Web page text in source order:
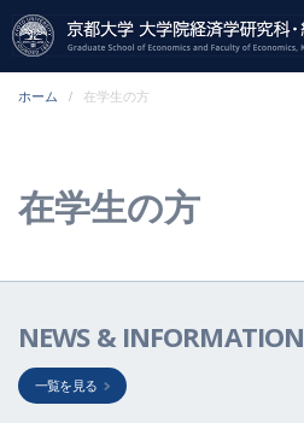
ホーム 在学生の方
在学生の方
NEWS & INFORMATION
一覧を見る